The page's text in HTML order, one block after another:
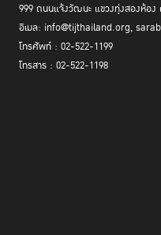
999 ถนนแจ้งวัฒนะ แขวงทุ่งสองห้อง
อีเมล: info@tijthailand.org,
โทรศัพท์ : 02-522-1199
โทรสาร : 02-522-1198